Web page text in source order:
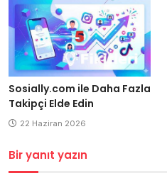
Sosially.com ile Daha Fazla
Takipçi Elde Edin
22 Haziran 2026
Bir yanıt yazın